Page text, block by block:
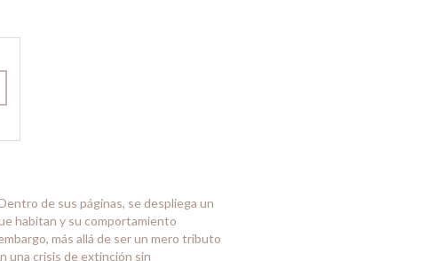
de sus páginas, se despliega un
habitan y su comportamiento
más allá de ser un mero tributo
una crisis de extinción sin